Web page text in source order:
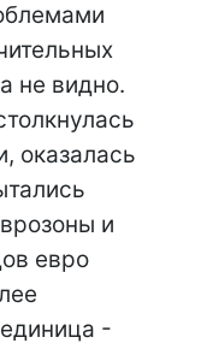
не видно.
оказалась
и
евро
-